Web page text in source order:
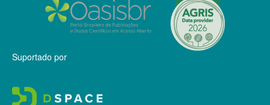
Suportado por